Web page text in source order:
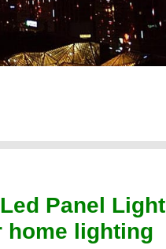
Panel Light
home lighting